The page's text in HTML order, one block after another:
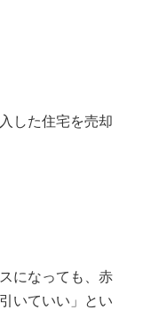
した住宅を売却
になっても、赤
いていい」とい